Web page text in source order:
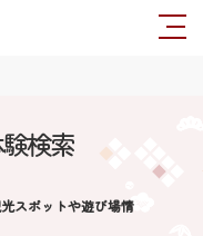
検索
スポットや遊び場情